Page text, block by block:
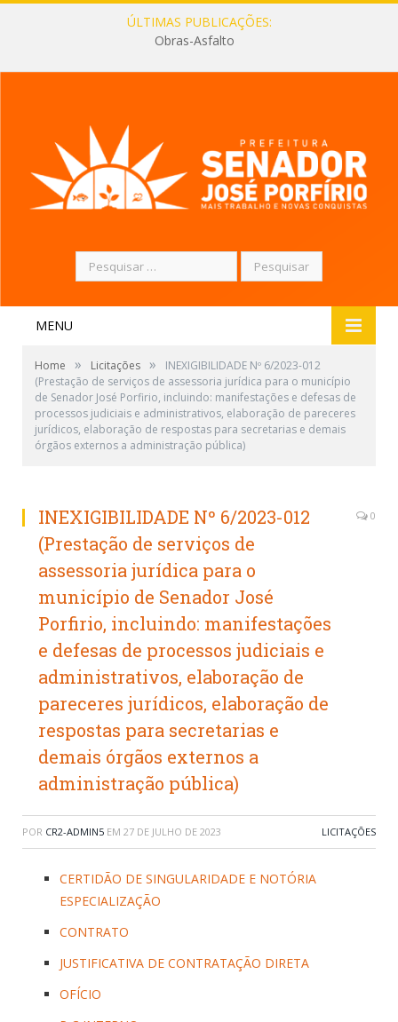
ÚLTIMAS PUBLICAÇÕES:
Obras-Asfalto
Pesquisar
por:
MENU
Home » Licitações »
INEXIGIBILIDADE Nº 6/2023-012
(Prestação de serviços de assessoria jurídica para o município
de Senador José Porfirio, incluindo: manifestações e defesas de
processos judiciais e administrativos, elaboração de pareceres
jurídicos, elaboração de respostas para secretarias e demais
órgãos externos a administração pública)
INEXIGIBILIDADE Nº 6/2023-012
(Prestação de serviços de
assessoria jurídica para o
município de Senador José
Porfirio, incluindo: manifestações
e defesas de processos judiciais e
administrativos, elaboração de
pareceres jurídicos, elaboração de
respostas para secretarias e
demais órgãos externos a
administração pública)
0
POR CR2-ADMIN5 EM 27 DE JULHO DE 2023 LICITAÇÕES
CERTIDÃO DE SINGULARIDADE E NOTÓRIA
ESPECIALIZAÇÃO
CONTRATO
JUSTIFICATIVA DE CONTRATAÇÃO DIRETA
OFÍCIO